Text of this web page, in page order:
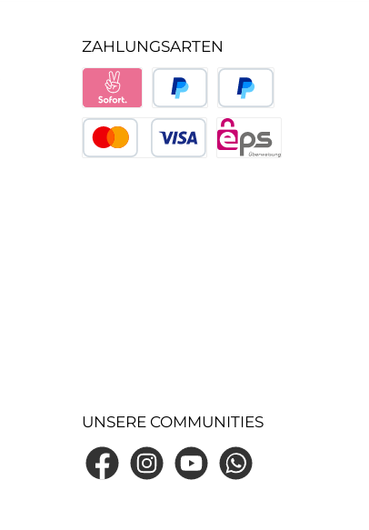
ZAHLUNGSARTEN
PayPal Später bezahlen
Sofort
UNSERE COMMUNITIES
FacebookInstagramYouTubeWhatsApp